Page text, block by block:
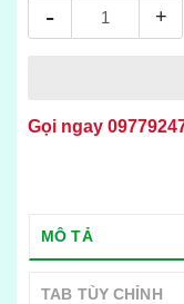
- +
Gọi ngay
MÔ TẢ
TAB TÙY CHỈNH